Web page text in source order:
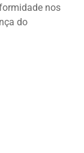
nos
do